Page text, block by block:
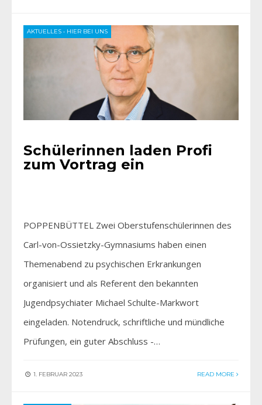
AKTUELLES • HIER BEI UNS
Schülerinnen laden Profi
zum Vortrag ein
POPPENBÜTTEL Zwei Oberstufenschülerinnen des
Carl-von-Ossietzky-Gymnasiums haben einen
Themenabend zu psychischen Erkrankungen
organisiert und als Referent den bekannten
Jugendpsychiater Michael Schulte-Markwort
eingeladen. Notendruck, schriftliche und mündliche
Prüfungen, ein guter Abschluss -…
1. FEBRUAR 2023 READ MORE